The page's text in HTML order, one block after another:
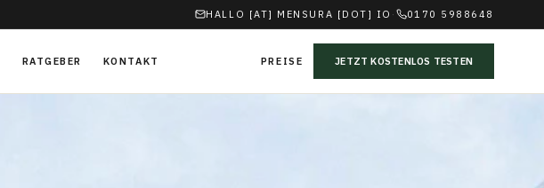
HALLO [AT] MENSURA [DOT] IO · 0170 5988648
RATGEBER KONTAKT PREISE JETZT KOSTENLOS TESTEN